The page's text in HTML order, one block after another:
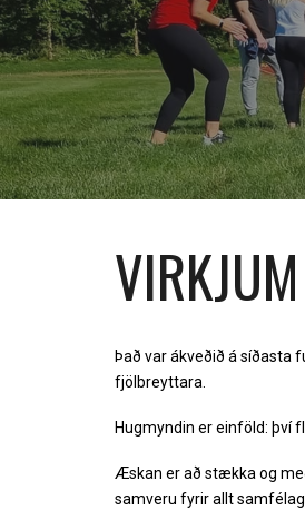
Það var ákveðið á
fjölbreyttara.
Hugmyndin er einföld: því
Æskan er að stækka og
samveru fyrir allt